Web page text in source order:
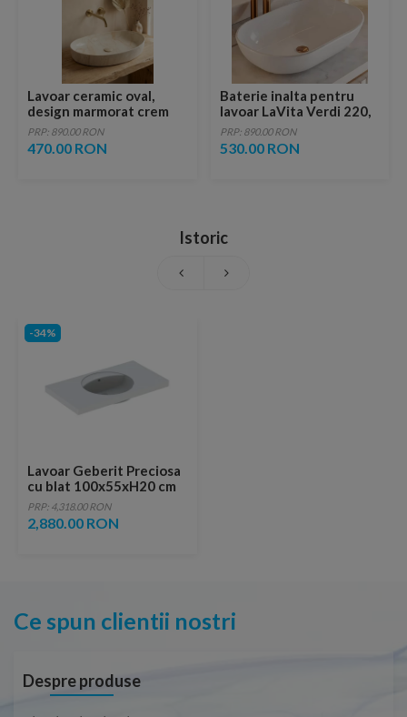
Lavoar ceramic oval,
design marmorat crem
lucios cu vene aurii,
ventil inclus
PRP: 890.00 RON
470.00 RON
Baterie inalta pentru
lavoar LaVita Verdi 220,
fara ventil, brushed
copper
PRP: 890.00 RON
530.00 RON
Istoric
-34%
Lavoar Geberit Preciosa
cu blat 100x55xH20 cm
fara orificiu baterie
PRP: 4,318.00 RON
2,880.00 RON
Ce spun clientii nostri
Despre produse